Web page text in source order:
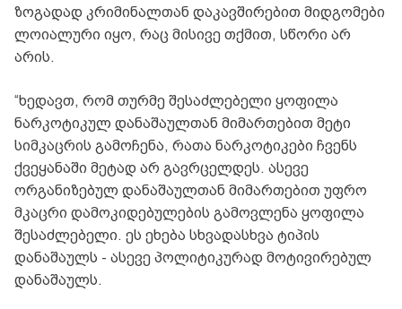
ზოგადად კრიმინალთან დაკავშირებით მიდგომები
ლოიალური იყო, რაც მისივე თქმით, სწორი არ
არის.
“ხედავთ, რომ თურმე შესაძლებელი ყოფილა
ნარკოტიკულ დანაშაულთან მიმართებით მეტი
სიმკაცრის გამოჩენა, რათა ნარკოტიკები ჩვენს
ქვეყანაში მეტად არ გავრცელდეს. ასევე
ორგანიზებულ დანაშაულთან მიმართებით უფრო
მკაცრი დამოკიდებულების გამოვლენა ყოფილა
შესაძლებელი. ეს ეხება სხვადასხვა ტიპის
დანაშაულს - ასევე პოლიტიკურად მოტივირებულ
დანაშაულს.